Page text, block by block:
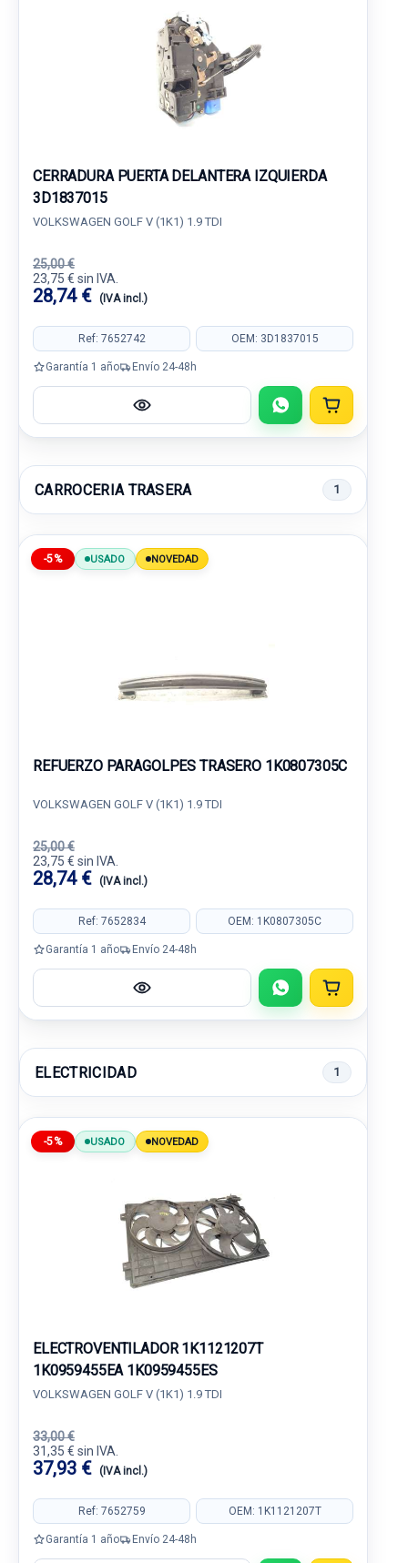
CERRADURA PUERTA DELANTERA IZQUIERDA
3D1837015
VOLKSWAGEN GOLF V (1K1) 1.9 TDI
25,00 €
23,75 € sin IVA.
28,74 € (IVA incl.)
Ref: 7652742 OEM: 3D1837015
Garantía 1 año Envío 24-48h
CARROCERIA TRASERA 1
-5% USADO NOVEDAD
REFUERZO PARAGOLPES TRASERO 1K0807305C
VOLKSWAGEN GOLF V (1K1) 1.9 TDI
25,00 €
23,75 € sin IVA.
28,74 € (IVA incl.)
Ref: 7652834 OEM: 1K0807305C
Garantía 1 año Envío 24-48h
ELECTRICIDAD 1
-5% USADO NOVEDAD
ELECTROVENTILADOR 1K1121207T
1K0959455EA 1K0959455ES
VOLKSWAGEN GOLF V (1K1) 1.9 TDI
33,00 €
31,35 € sin IVA.
37,93 € (IVA incl.)
Ref: 7652759 OEM: 1K1121207T
Garantía 1 año Envío 24-48h